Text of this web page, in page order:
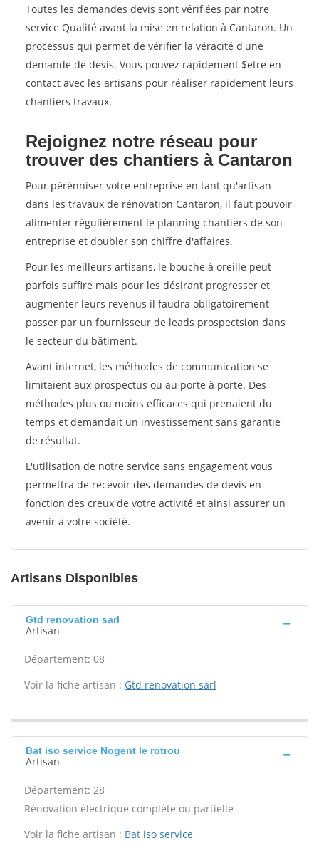
Toutes les demandes devis sont vérifiées par notre
service Qualité avant la mise en relation à Cantaron. Un
processus qui permet de vérifier la véracité d'une
demande de devis. Vous pouvez rapidement $etre en
contact avec les artisans pour réaliser rapidement leurs
chantiers travaux.
Rejoignez notre réseau pour
trouver des chantiers à Cantaron
Pour pérénniser votre entreprise en tant qu'artisan
dans les travaux de rénovation Cantaron, il faut pouvoir
alimenter régulièrement le planning chantiers de son
entreprise et doubler son chiffre d'affaires.
Pour les meilleurs artisans, le bouche à oreille peut
parfois suffire mais pour les désirant progresser et
augmenter leurs revenus il faudra obligatoirement
passer par un fournisseur de leads prospectsion dans
le secteur du bâtiment.
Avant internet, les méthodes de communication se
limitaient aux prospectus ou au porte à porte. Des
méthodes plus ou moins efficaces qui prenaient du
temps et demandait un investissement sans garantie
de résultat.
L'utilisation de notre service sans engagement vous
permettra de recevoir des demandes de devis en
fonction des creux de votre activité et ainsi assurer un
avenir à votre société.
Artisans Disponibles
Gtd renovation sarl
Artisan
Département: 08
Voir la fiche artisan : Gtd renovation sarl
Bat iso service Nogent le rotrou
Artisan
Département: 28
Rénovation électrique complète ou partielle -
Voir la fiche artisan : Bat iso service